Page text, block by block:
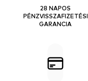
28 NAPOS
PÉNZVISSZAFIZETÉSI
GARANCIA